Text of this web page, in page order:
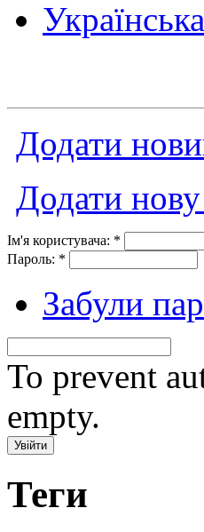
Додати
Додати
Ім'я користувача: *
Пароль: *
Забули
To prevent
empty.
Теги